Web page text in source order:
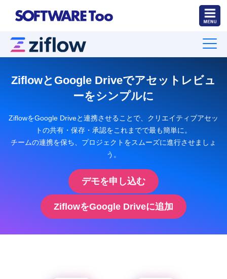
ZiflowとGoogle Driveでアセットレビュ
ーをシンプルに
ZiflowをGoogle Driveと連携させることで、クリエイティブアセッ
トの共有・保存・承認をこれまでで最も簡単に。
チームの連携を保ち、プロジェクトをスムーズに進行させましょ
う。
デモを申し込む
ZiflowをGoogle Driveに追加